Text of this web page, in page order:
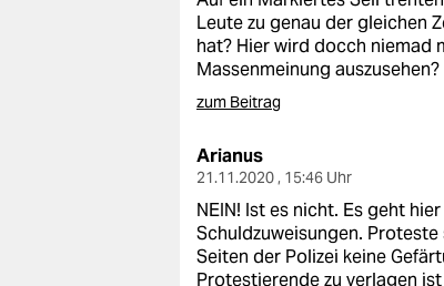
Leute zu genau der gleichen
hat? Hier wird docch niemad
Massenmeinung
zum Beitrag
Arianus
21.11.2020 , 15:46 Uhr
NEIN! Ist es nicht. Es geht
Schuldzuweisungen.
Seiten der Polizei keine
Protestierende zu verlagen